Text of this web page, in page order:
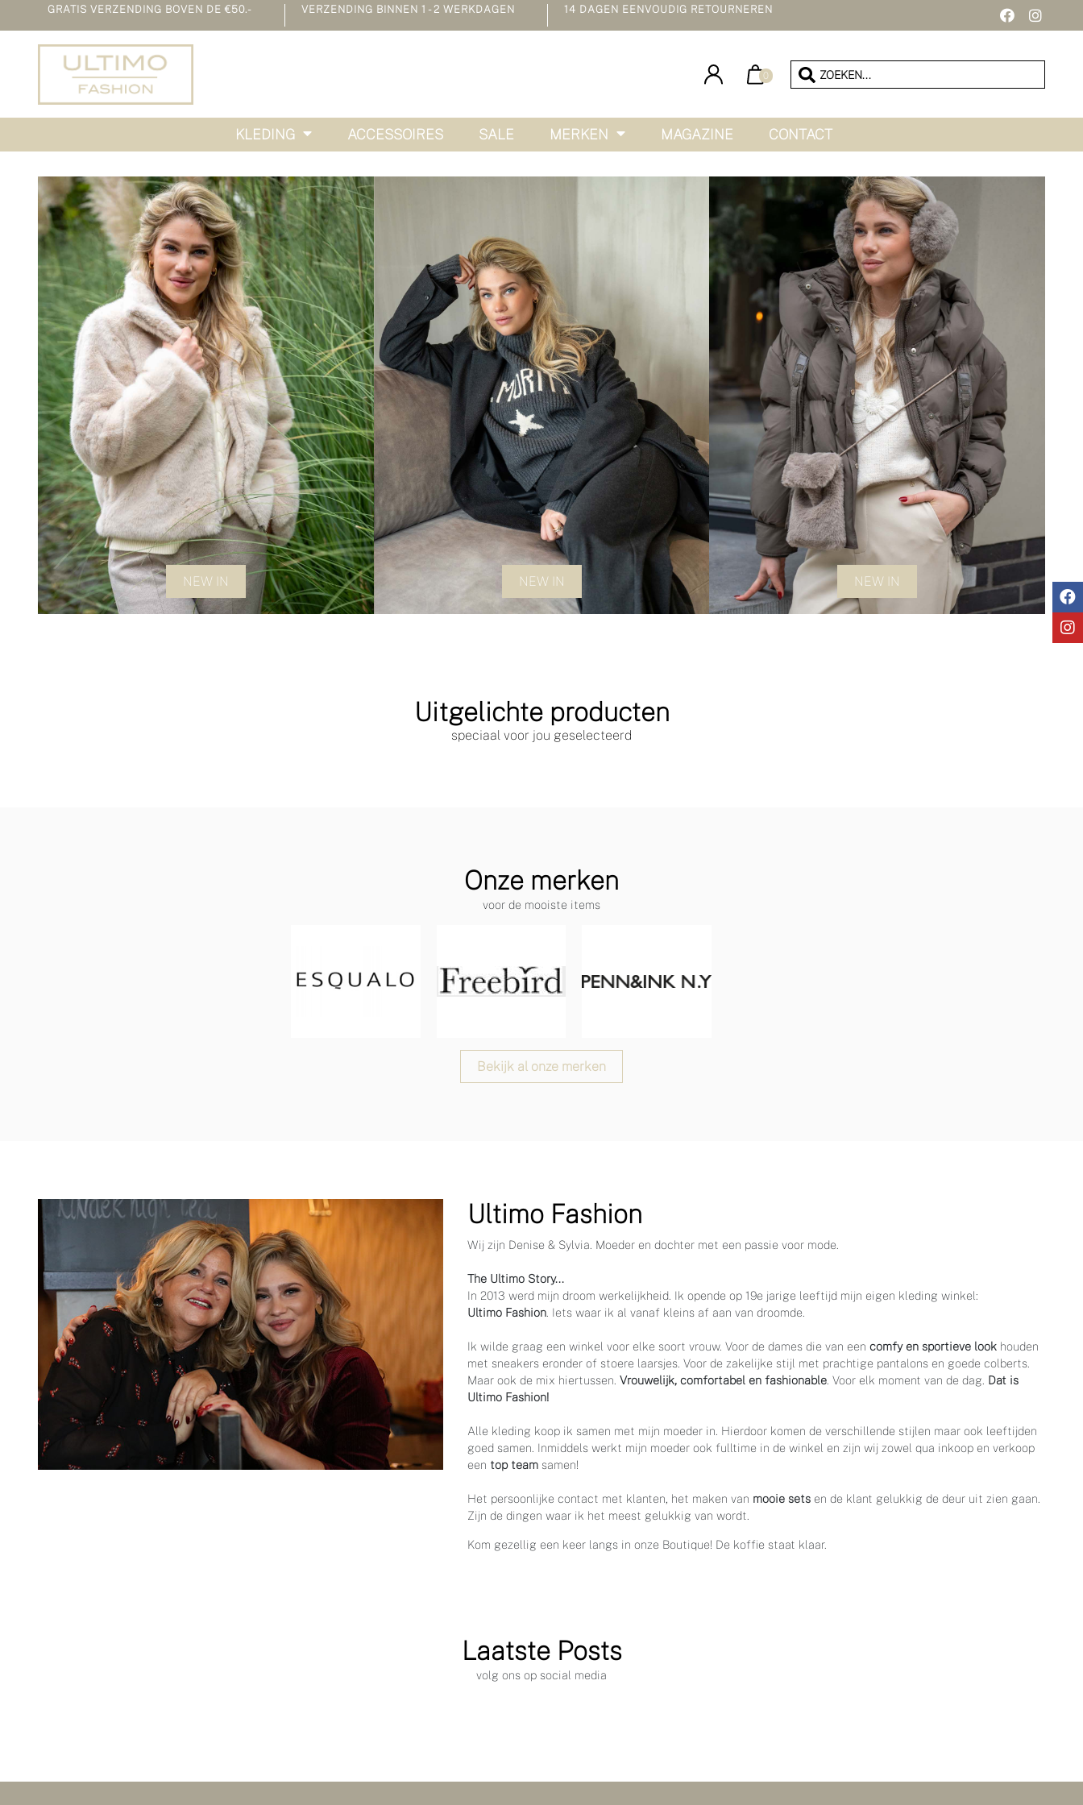
GRATIS VERZENDING BOVEN DE €50.- VERZENDING BINNEN 1 - 2 WERKDAGEN 14 DAGEN EENVOUDIG RETOURNEREN
0
KLEDING ACCESSOIRES SALE MERKEN MAGAZINE CONTACT
NEW IN NEW IN NEW IN
Uitgelichte producten
speciaal voor jou geselecteerd
Onze merken
voor de mooiste items
Bekijk al onze merken
Ultimo Fashion
Wij zijn Denise & Sylvia. Moeder en dochter met een passie voor mode.
The Ultimo Story...
In 2013 werd mijn droom werkelijkheid. Ik opende op 19e jarige leeftijd mijn eigen kleding winkel:
Ultimo Fashion . Iets waar ik al vanaf kleins af aan van droomde.
Ik wilde graag een winkel voor elke soort vrouw. Voor de dames die van eencomfy en sportieve look houden
met sneakers eronder of stoere laarsjes. Voor de zakelijke stijl met prachtige pantalons en goede colberts.
Maar ook de mix hiertussen.Vrouwelijk, comfortabel en fashionable . Voor elk moment van de dag. Dat is
Ultimo Fashion!
Alle kleding koop ik samen met mijn moeder in. Hierdoor komen de verschillende stijlen maar ook leeftijden
goed samen. Inmiddels werkt mijn moeder ook fulltime in de winkel en zijn wij zowel qua inkoop en verkoop
een top team samen!
Het persoonlijke contact met klanten, het maken van mooie sets en de klant gelukkig de deur uit zien gaan.
Zijn de dingen waar ik het meest gelukkig van wordt.
Kom gezellig een keer langs in onze Boutique! De koffie staat klaar.
Laatste Posts
volg ons op social media